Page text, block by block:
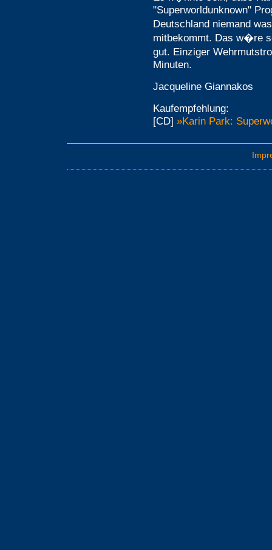
"Superworldunknown"
Deutschland niemand
mitbekommt. Das w�re
gut. Einziger
Minuten.
Jacqueline Giannakos
Kaufempfehlung:
[CD] »Karin Park: